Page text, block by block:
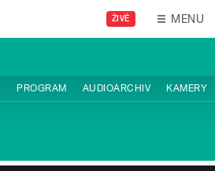
ŽIVĚ MENU
PROGRAM AUDIOARCHIV KAMERY